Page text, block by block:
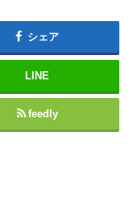
シェア
LINE
feedly